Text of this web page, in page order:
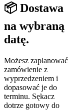
📦 Dostawa
na wybraną
datę.
Możesz zaplanować
zamówienie z
wyprzedzeniem i
dopasować je do
terminu. Sękacz
dotrze gotowy do